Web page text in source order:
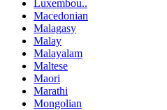
Luxembou..
Macedonian
Malagasy
Malay
Malayalam
Maltese
Maori
Marathi
Mongolian